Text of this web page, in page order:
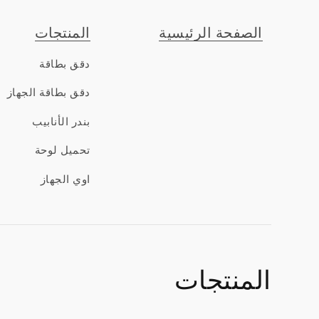
الصفحة الرئيسية المنتجات
دقق بطاقة
دقق بطاقة الجهاز
بندر الأنابيب
تحميل لوحة
اوي الجهاز
المنتجات